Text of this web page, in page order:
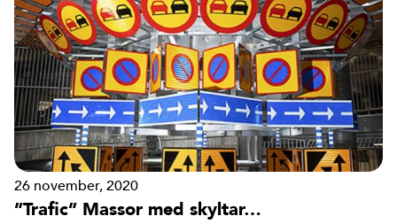
26 november, 2020
”Trafic” Massor med skyltar…